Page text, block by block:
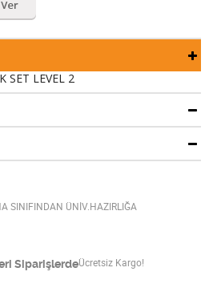
SET LEVEL 2
SINIFINDAN ÜNİV.HAZIRLIĞA
SiparişlerdeÜcretsiz Kargo!